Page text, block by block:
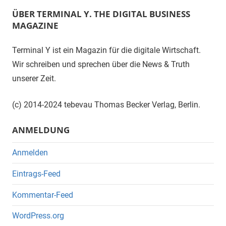
ÜBER TERMINAL Y. THE DIGITAL BUSINESS
MAGAZINE
Terminal Y ist ein Magazin für die digitale Wirtschaft.
Wir schreiben und sprechen über die News & Truth
unserer Zeit.
(c) 2014-2024 tebevau Thomas Becker Verlag, Berlin.
ANMELDUNG
Anmelden
Eintrags-Feed
Kommentar-Feed
WordPress.org